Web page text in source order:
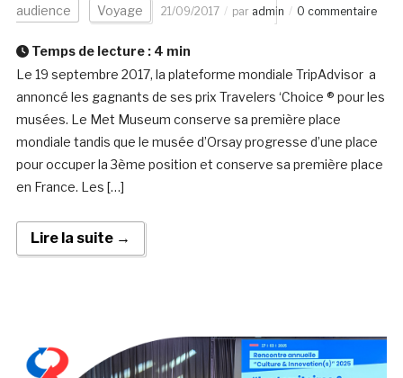
audience Voyage 21/09/2017 par admin 0 commentaire
Temps de lecture : 4 min
Le 19 septembre 2017, la plateforme mondiale TripAdvisor a
annoncé les gagnants de ses prix Travelers ‘Choice ® pour les
musées. Le Met Museum conserve sa première place
mondiale tandis que le musée d’Orsay progresse d’une place
pour occuper la 3ème position et conserve sa première place
en France. Les […]
Lire la suite →